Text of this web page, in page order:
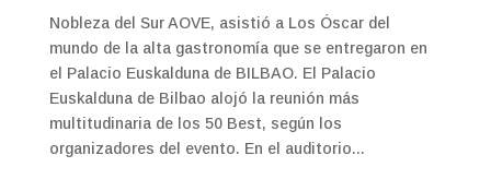
Nobleza del Sur AOVE, asistió a Los Óscar del
mundo de la alta gastronomía que se entregaron en
el Palacio Euskalduna de BILBAO. El Palacio
Euskalduna de Bilbao alojó la reunión más
multitudinaria de los 50 Best, según los
organizadores del evento. En el auditorio...